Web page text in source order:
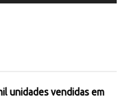
unidades vendidas em